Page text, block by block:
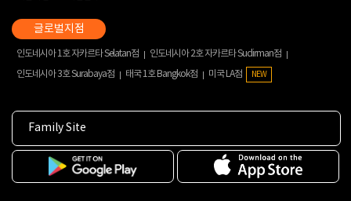
인도네시아 1호 자카르타 Selatan점
인도네시아 2호 자카르타 Sudirman점
인도네시아 3호 Surabaya점
태국 1호 Bangkok점 미국 LA점 NEW
Family Site